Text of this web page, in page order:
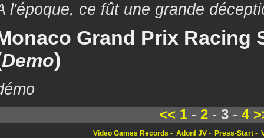
l'époque, ce fût une grande
Grand Prix Racing
Demo)
<< 1- 2- 3 - 4
Video Games Records Adonf JV Press-Start